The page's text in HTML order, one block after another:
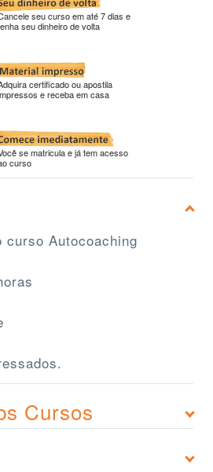
seu curso em até 7 dias e
seu dinheiro de volta
certificado ou apostila
e receba em casa
se matricula e já tem acesso
curso
curso Autocoaching
Cursos